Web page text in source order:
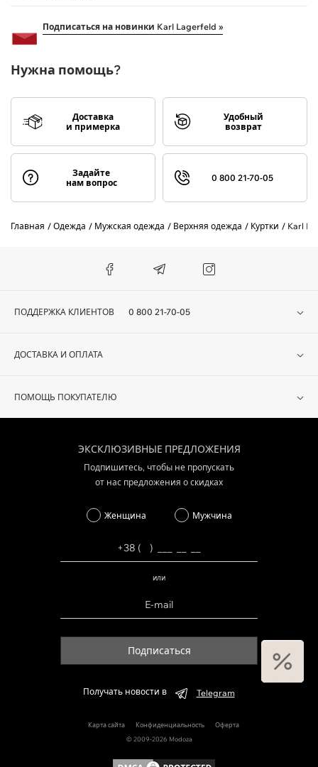
Подписаться на новинки Karl Lagerfeld »
Нужна помощь?
Доставка
и примерка
Удобный
возврат
Задайте
нам вопрос
0 800 21-70-05
Главная Одежда Мужская одежда Верхняя одежда Куртки Karl
ПОДДЕРЖКА КЛИЕНТОВ 0 800 21-70-05
ДОСТАВКА И ОПЛАТА
ПОМОЩЬ ПОКУПАТЕЛЮ
ЭКСКЛЮЗИВНЫЕ ПРЕДЛОЖЕНИЯ
Подпишитесь, чтобы не пропускать
от нас предложения о скидках
Женщина Мужчина
или
Подписаться
Получать новости в Telegram
Карта сайта Конфиденциальность
Оферта
© 2009-2026 Modoza